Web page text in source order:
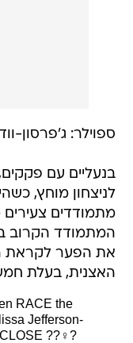
ספוילר: ג'פרסון-
מתמודדים צעירים
את הפער לקראת
האצנית, בעלת
RACE the
Jefferson-
??‍♀️?